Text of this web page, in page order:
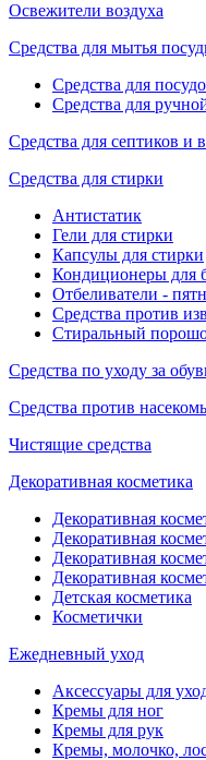
Освежители воздуха
Средства для мытья
Средства для
Средства для
Средства для септиков и
Средства для стирки
Антистатик
Гели для стирки
Капсулы для стирки
Кондиционеры для
Отбеливатели -
Средства против
Стиральный
Средства по уходу за
Средства против
Чистящие средства
Декоративная косметика
Декоративная
Декоративная
Декоративная
Декоративная
Детская косметика
Косметички
Ежедневный уход
Аксессуары для
Кремы для ног
Кремы для рук
Кремы, молочко,